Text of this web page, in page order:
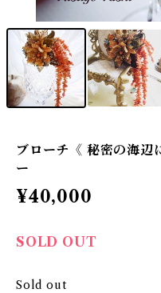
ブローチ《 秘密の海辺
ー
¥40,000
SOLD OUT
Sold out